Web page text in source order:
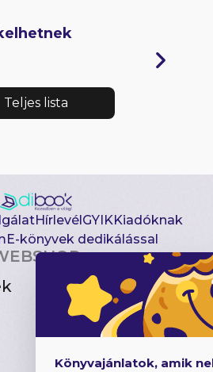
Teljes lista
Hírlevél GYIKKiadóknak
E-könyvek dedikálással
Csomagajánlatok
Akciósak
Előjegyezhetők
Újdonságok
Gyerekkönyvek
Könyvajánlatok, amik